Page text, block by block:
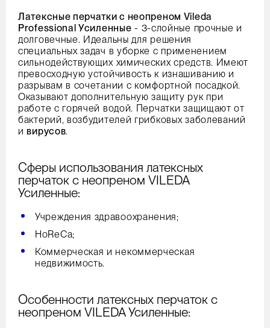
Латексные перчатки с неопреном Vileda
Professional Усиленные - 3-слойные прочные и
долговечные. Идеальны для решения
специальных задач в уборке с применением
сильнодействующих химических средств. Имеют
превосходную устойчивость к изнашиванию и
разрывам в сочетании с комфортной посадкой.
Оказывают дополнительную защиту рук при
работе с горячей водой. Перчатки защищают от
бактерий, возбудителей грибковых заболеваний
ивирусов.
Сферы использования латексных
перчаток с неопреном VILEDA
Усиленные:
Учреждения здравоохранения;
HoReCa;
Коммерческая и некоммерческая
недвижимость.
Особенности латексных перчаток с
неопреном VILEDA Усиленные: